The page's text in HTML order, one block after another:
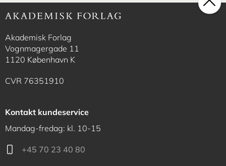
Akademisk Forlag
Vognmagergade 11
1120 København K
CVR 76351910
Kontakt kundeservice
Mandag-fredag: kl. 10-15
+45 70 23 40 80